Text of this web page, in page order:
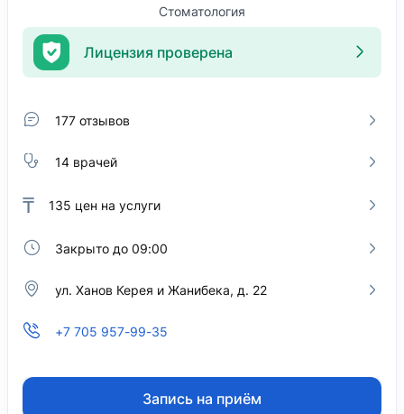
Стоматология
Лицензия проверена
177 отзывов
14 врачей
₸ 135 цен на услуги
Закрыто до 09:00
ул. Ханов Керея и Жанибека, д. 22
+7 705 957-99-35
Запись на приём